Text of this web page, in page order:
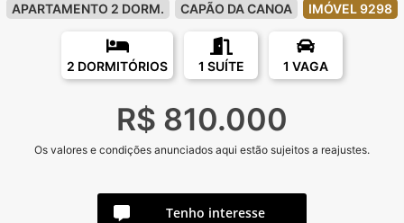
APARTAMENTO 2 DORM. CAPÃO DA CANOA IMÓVEL 9298
2 DORMITÓRIOS 1 SUÍTE 1 VAGA
R$ 810.000
Os valores e condições anunciados aqui estão sujeitos a reajustes.
Tenho interesse